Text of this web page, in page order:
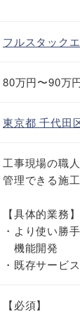
フルスタック
80万円〜90万
東京都千代田
工事現場の職
管理できる施
【具体的業務】
・より使い勝
機能開発
・既存サービ
【必須】